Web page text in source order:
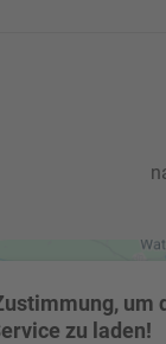
um
zu laden!